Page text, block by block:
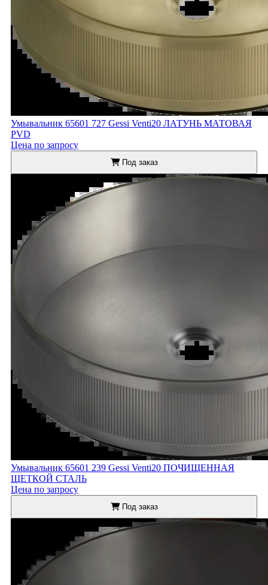
Умывальник 65601 727 Gessi Venti20 ЛАТУНЬ МАТОВАЯ
PVD
Цена по запросу
Под заказ
Умывальник 65601 239 Gessi Venti20 ПОЧИЩЕННАЯ
ЩЕТКОЙ СТАЛЬ
Цена по запросу
Под заказ